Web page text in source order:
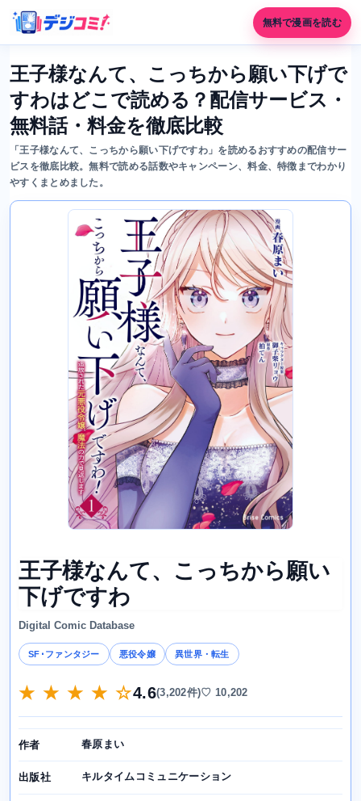
無料で漫画を読む
王子様なんて、こっちから願い下げで
すわはどこで読める？配信サービス・
無料話・料金を徹底比較
「王子様なんて、こっちから願い下げですわ」を読めるおすすめの配信サー
ビスを徹底比較。無料で読める話数やキャンペーン、料金、特徴までわかり
やすくまとめました。
王子様なんて、こっちから願い
下げですわ
Digital Comic Database
SF･ファンタジー 悪役令嬢 異世界・転生
★ ★ ★ ★ ☆4.6(3,202件)♡ 10,202
作者 春原まい
出版社 キルタイムコミュニケーション